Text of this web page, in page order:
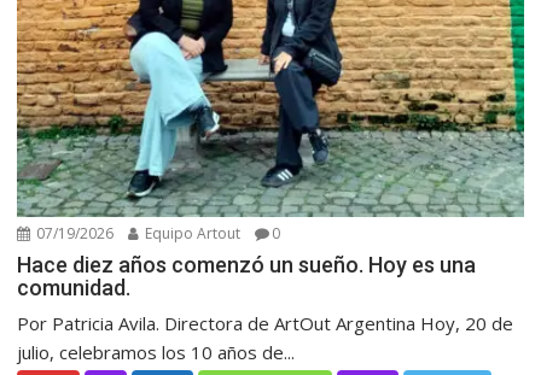
07/19/2026 Equipo Artout 0
Hace diez años comenzó un sueño. Hoy es una
comunidad.
Por Patricia Avila. Directora de ArtOut Argentina Hoy, 20 de
julio, celebramos los 10 años de...